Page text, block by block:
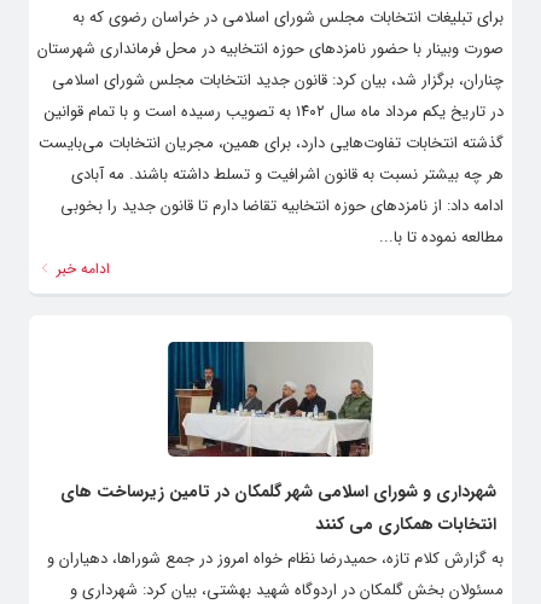
به گزارش کلام تازه، محسن مه آبادی در آیین افتتاح ۱۲ کانال تلویزیونی
برای تبلیغات انتخابات مجلس شورای اسلامی در خراسان رضوی که به
صورت وبینار با حضور نامزدهای حوزه انتخابیه در محل فرمانداری شهرستان
چناران، برگزار شد، بیان کرد: قانون جدید انتخابات مجلس شورای اسلامی
در تاریخ یکم مرداد ماه سال ۱۴۰۲ به تصویب رسیده است و با تمام قوانین
گذشته انتخابات تفاوت‌هایی دارد، برای همین، مجریان انتخابات می‌بایست
هر چه بیشتر نسبت به قانون اشرافیت و تسلط داشته باشند. مه آبادی
ادامه داد: از نامزدهای حوزه انتخابیه تقاضا دارم تا قانون جدید را بخوبی
ادامه خبر
شهرداری و شورای اسلامی شهر گلمکان در تامین زیرساخت های
انتخابات همکاری می کنند
به گزارش کلام تازه، حمیدرضا نظام خواه امروز در جمع شوراها، دهیاران و